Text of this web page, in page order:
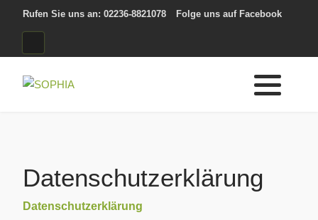
Rufen Sie uns an: 02236-8821078 Folge uns auf Facebook
Datenschutzerklärung
Datenschutzerklärung